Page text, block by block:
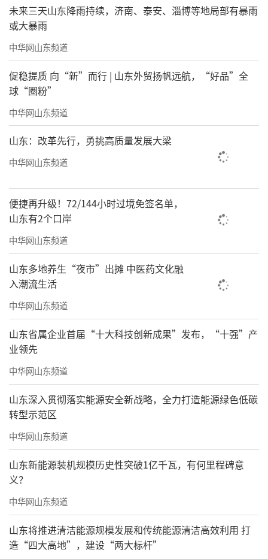
未来三天山东降雨持续，济南、泰安、淄博等地局部有暴雨
或大暴雨
中华网山东频道
促稳提质 向“新”而行 | 山东外贸扬帆远航，“好品”全
球“圈粉”
中华网山东频道
山东：改革先行，勇挑高质量发展大梁
中华网山东频道
便捷再升级！72/144小时过境免签名单，
山东有2个口岸
中华网山东频道
山东多地养生“夜市”出摊 中医药文化融
入潮流生活
中华网山东频道
山东省属企业首届“十大科技创新成果”发布，“十强”产
业领先
中华网山东频道
山东深入贯彻落实能源安全新战略，全力打造能源绿色低碳
转型示范区
中华网山东频道
山东新能源装机规模历史性突破1亿千瓦，有何里程碑意
义？
中华网山东频道
山东将推进清洁能源规模发展和传统能源清洁高效利用 打
造“四大高地”，建设“两大标杆”